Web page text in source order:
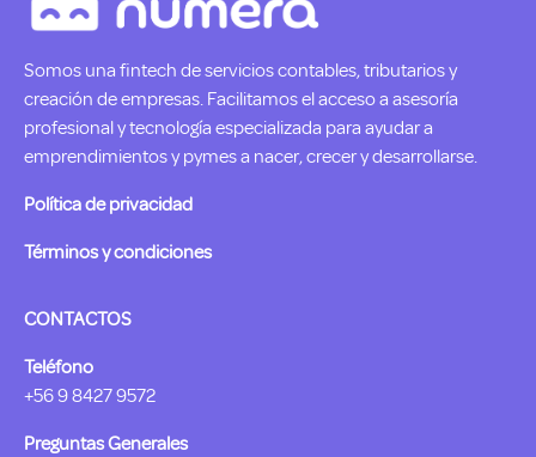
Somos una fintech de servicios contables, tributarios y
creación de empresas. Facilitamos el acceso a asesoría
profesional y tecnología especializada para ayudar a
emprendimientos y pymes a nacer, crecer y desarrollarse.
Política de privacidad
Términos y condiciones
CONTACTOS
Teléfono
+56 9 8427 9572
Preguntas Generales